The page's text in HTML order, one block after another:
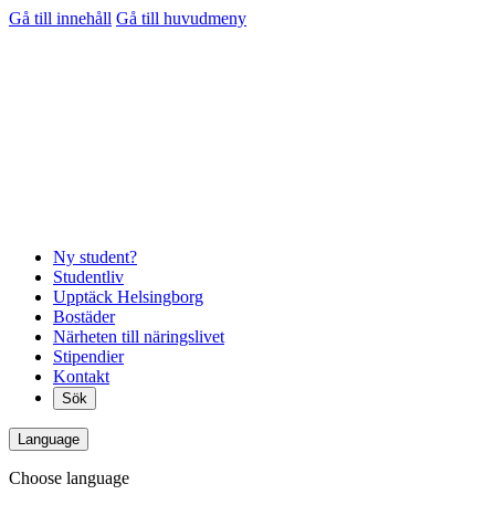
Gå till innehåll Gå till huvudmeny
Ny student?
Studentliv
Upptäck Helsingborg
Bostäder
Närheten till näringslivet
Stipendier
Kontakt
Sök
Language
Choose language